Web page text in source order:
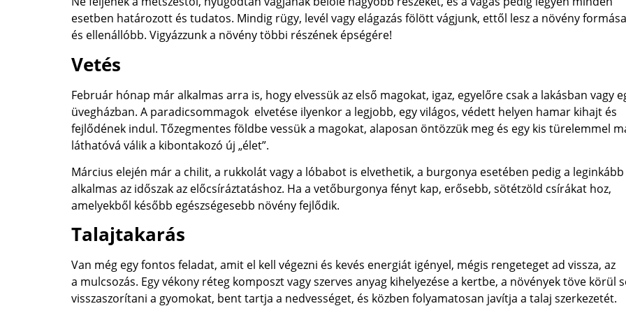
esetben határozott és tudatos. Mindig rügy, levél vagy elágazás fölött vágjunk, ettől lesz a növény
és ellenállóbb. Vigyázzunk a növény többi részének épségére!
Vetés
Február hónap már alkalmas arra is, hogy elvessük az első magokat, igaz, egyelőre csak a lakásban vagy
üvegházban. A paradicsommagok elvetése ilyenkor a legjobb, egy világos, védett helyen hamar kihajt és
fejlődének indul. Tőzegmentes földbe vessük a magokat, alaposan öntözzük meg és egy kis türelemmel
láthatóvá válik a kibontakozó új „élet”.
Március elején már a chilit, a rukkolát vagy a lóbabot is elvethetik, a burgonya esetében pedig a leginkább
alkalmas az időszak az előcsíráztatáshoz. Ha a vetőburgonya fényt kap, erősebb, sötétzöld csírákat hoz,
amelyekből később egészségesebb növény fejlődik.
Talajtakarás
Van még egy fontos feladat, amit el kell végezni és kevés energiát igényel, mégis rengeteget ad vissza, az
a mulcsozás. Egy vékony réteg komposzt vagy szerves anyag kihelyezése a kertbe, a növények töve körül
visszaszorítani a gyomokat, bent tartja a nedvességet, és közben folyamatosan javítja a talaj szerkezetét.